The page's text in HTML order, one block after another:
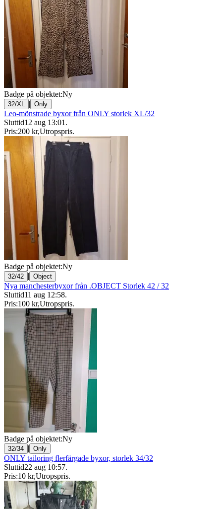
Badge på objektet:Ny
32/XL | Only
Leo-mönstrade byxor från ONLY storlek XL/32
Sluttid12 aug 13:01 .
Pris:200 kr,Utropspris.
Badge på objektet:Ny
32/42 | Object
Nya manchesterbyxor från .OBJECT Storlek 42 / 32
Sluttid11 aug 12:58.
Pris:100 kr,Utropspris.
Badge på objektet:Ny
32/34 | Only
ONLY tailoring flerfärgade byxor, storlek 34/32
Sluttid22 aug 10:57.
Pris:10 kr,Utropspris.